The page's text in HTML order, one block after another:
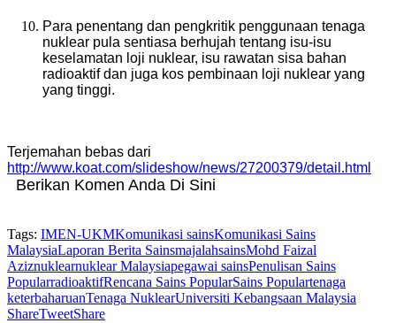
Para penentang dan pengkritik penggunaan tenaga
nuklear pula sentiasa berhujah tentang isu-isu
keselamatan loji nuklear, isu rawatan sisa bahan
radioaktif dan juga kos pembinaan loji nuklear yang
yang tinggi.
Terjemahan bebas dari
http://www.koat.com/slideshow/news/27200379/detail.html
Berikan Komen Anda Di Sini
Tags: IMEN-UKMKomunikasi sainsKomunikasi Sains
MalaysiaLaporan Berita SainsmajalahsainsMohd Faizal
Aziznuklearnuklear Malaysiapegawai sainsPenulisan Sains
PopularradioaktifRencana Sains PopularSains Populartenaga
keterbaharuanTenaga NuklearUniversiti Kebangsaan Malaysia
ShareTweetShare